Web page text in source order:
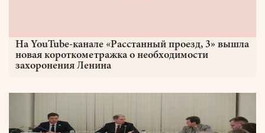
На YouTube-канале «Расстанный проезд, 3» вышла
новая короткометражка о необходимости
захоронения Ленина